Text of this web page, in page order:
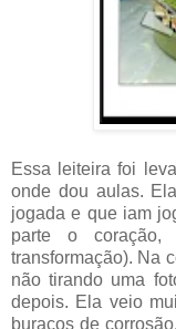
Essa leiteira foi
onde dou aulas.
jogada e que iam
parte o
transformação). Na
não tirando uma
depois. Ela veio
buracos de